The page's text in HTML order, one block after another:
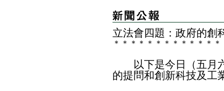
立法會四題：政府的創
＊ ＊ ＊ ＊ ＊ ＊ ＊ ＊ ＊ ＊ ＊ ＊ ＊
以下是今日（五月六
的提問和創新科技及工